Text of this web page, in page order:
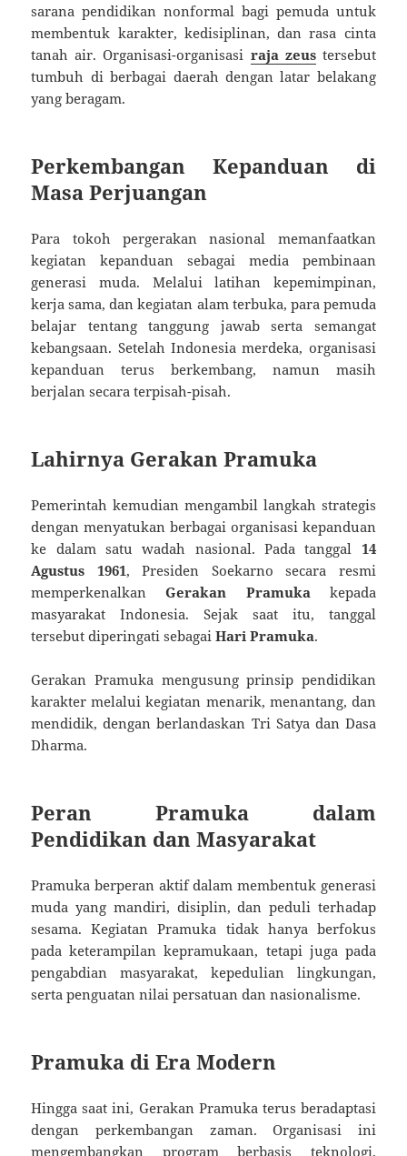
sarana pendidikan nonformal bagi pemuda untuk
membentuk karakter, kedisiplinan, dan rasa cinta
tanah air. Organisasi-organisasi raja zeustersebut
tumbuh di berbagai daerah dengan latar belakang
yang beragam.
Perkembangan Kepanduan di
Masa Perjuangan
Para tokoh pergerakan nasional memanfaatkan
kegiatan kepanduan sebagai media pembinaan
generasi muda. Melalui latihan kepemimpinan,
kerja sama, dan kegiatan alam terbuka, para pemuda
belajar tentang tanggung jawab serta semangat
kebangsaan. Setelah Indonesia merdeka, organisasi
kepanduan terus berkembang, namun masih
berjalan secara terpisah-pisah.
Lahirnya Gerakan Pramuka
Pemerintah kemudian mengambil langkah strategis
dengan menyatukan berbagai organisasi kepanduan
ke dalam satu wadah nasional. Pada tanggal 14
Agustus 1961, Presiden Soekarno secara resmi
memperkenalkanGerakan Pramukakepada
masyarakat Indonesia. Sejak saat itu, tanggal
tersebut diperingati sebagaiHari Pramuka.
Gerakan Pramuka mengusung prinsip pendidikan
karakter melalui kegiatan menarik, menantang, dan
mendidik, dengan berlandaskan Tri Satya dan Dasa
Dharma.
Peran Pramuka dalam
Pendidikan dan Masyarakat
Pramuka berperan aktif dalam membentuk generasi
muda yang mandiri, disiplin, dan peduli terhadap
sesama. Kegiatan Pramuka tidak hanya berfokus
pada keterampilan kepramukaan, tetapi juga pada
pengabdian masyarakat, kepedulian lingkungan,
serta penguatan nilai persatuan dan nasionalisme.
Pramuka di Era Modern
Hingga saat ini, Gerakan Pramuka terus beradaptasi
dengan perkembangan zaman. Organisasi ini
mengembangkan program berbasis teknologi,